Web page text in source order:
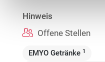
Hinweis
Offene Stellen
EMYO Getränke 1